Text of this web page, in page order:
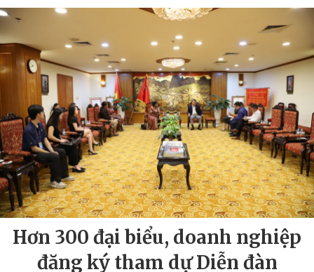
Hơn 300 đại biểu, doanh nghiệp
đăng ký tham dự Diễn đàn